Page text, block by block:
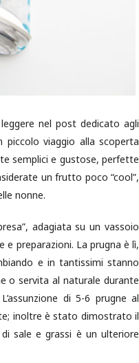
nel post dedicato agli
piccolo viaggio alla scoperta
semplici e gustose, perfette
un frutto poco “cool”,
nonne.
adagiata su un vassoio
preparazioni. La prugna è lì,
e in tantissimi stanno
o servita al naturale durante
di 5-6 prugne al
inoltre è stato dimostrato il
sale e grassi è un ulteriore